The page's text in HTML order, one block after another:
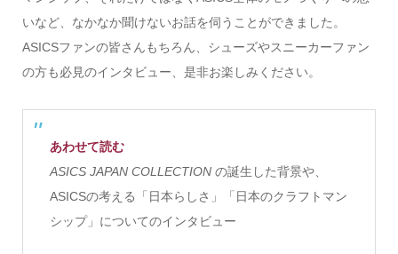
いなど、なかなか聞けないお話を伺うことができました。
ASICSファンの皆さんもちろん、シューズやスニーカーファン
の方も必見のインタビュー、是非お楽しみください。
あわせて読む
ASICS JAPAN COLLECTIONの誕生した背景や、
ASICSの考える「日本らしさ」「日本のクラフトマン
シップ」についてのインタビュー